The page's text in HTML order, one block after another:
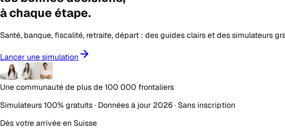
à chaque étape.
Santé, banque, fiscalité, retraite, départ : des guides clairs et des simulateurs
Lancer une simulation
Une communauté de plus de100 000 frontaliers
Simulateurs 100% gratuits · Données à jour 2026 · Sans inscription
Dès votre arrivée en Suisse